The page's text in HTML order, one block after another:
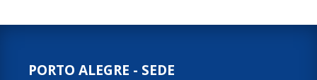
PORTO ALEGRE - SEDE